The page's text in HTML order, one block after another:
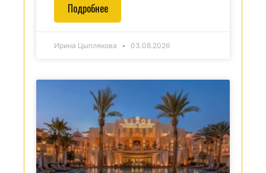
Подробнее
Ирина Цыплякова 03.08.2026